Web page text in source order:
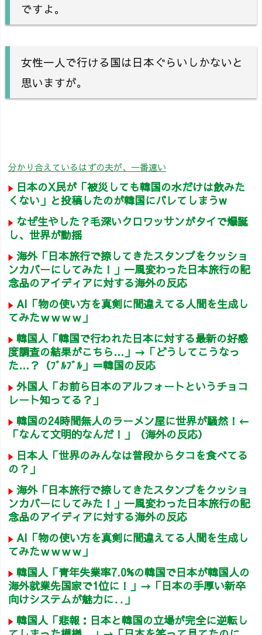
ですよ。
女性一人で行ける国は日本ぐらいしかないと
思いますが。
分かり合えているはずの夫が、一番遠い
日本のX民が「被災しても韓国の水だけは飲みた
くない」と投稿したのが韓国にバレてしまうw
なぜ生やした？毛深いクロワッサンがタイで爆誕
し、世界が動揺
海外「日本旅行で捺してきたスタンプをクッショ
ンカバーにしてみた！」一風変わった日本旅行の記
念品のアイディアに対する海外の反応
AI「物の使い方を真剣に間違えてる人間を生成し
てみたｗｗｗｗ」
韓国人「韓国で行われた日本に対する最新の好感
度調査の結果がこちら…」→「どうしてこうなっ
た…？（ﾌﾞﾙﾌﾞﾙ」＝韓国の反応
外国人「お前ら日本のアルフォートというチョコ
レート知ってる？」
韓国の24時間無人のラーメン屋に世界が騒然！←
「なんて文明的なんだ！」（海外の反応）
日本人「世界のみんなは普段からタコを食べてる
の？」
海外「日本旅行で捺してきたスタンプをクッショ
ンカバーにしてみた！」一風変わった日本旅行の記
念品のアイディアに対する海外の反応
AI「物の使い方を真剣に間違えてる人間を生成し
てみたｗｗｗｗ」
韓国人「青年失業率7.0%の韓国で日本が韓国人の
海外就業先国家で1位に！」→「日本の手厚い新卒
向けシステムが魅力に‥」
韓国人「悲報：日本と韓国の立場が完全に逆転し